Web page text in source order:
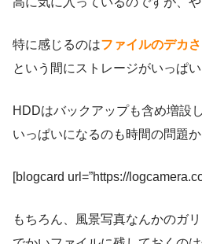
特に感じるのはファイルのデカさ
という間にストレージがいっぱい
HDDはバックアップも含め増設
いっぱいになるのも時間の問題
[blogcard url=”https://
もちろん、風景写真なんかのガ